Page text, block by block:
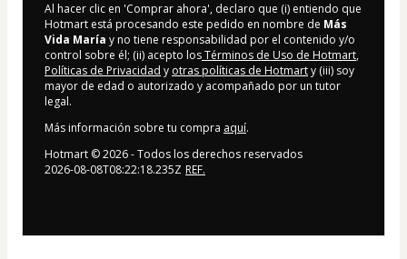
Al hacer clic en 'Comprar ahora', declaro que (i) entiendo que
Hotmart está procesando este pedido en nombre de Más
Vida María y no tiene responsabilidad por el contenido y/o
control sobre él; (ii) acepto losTérminos de Uso de Hotmart,
Políticas de Privacidad y otras políticas de Hotmarty (iii) soy
mayor de edad o autorizado y acompañado por un tutor
legal.
Más información sobre tu compra aquí.
Hotmart ©2026- Todos los derechos reservados
2026-08-08T08:22:18.235Z REF.